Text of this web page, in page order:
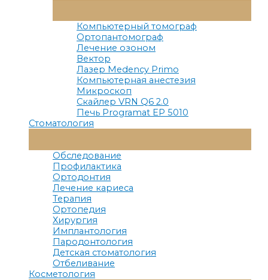
Меню
Компьютерный томограф
Ортопантомограф
Лечение озоном
Вектор
Лазер Medency Primo
Компьютерная анестезия
Микроскоп
Скайлер VRN Q6 2.0
Печь Programat EP 5010
Стоматология
Меню
Обследование
Профилактика
Ортодонтия
Лечение кариеса
Терапия
Ортопедия
Хирургия
Имплантология
Пародонтология
Детская стоматология
Отбеливание
Косметология